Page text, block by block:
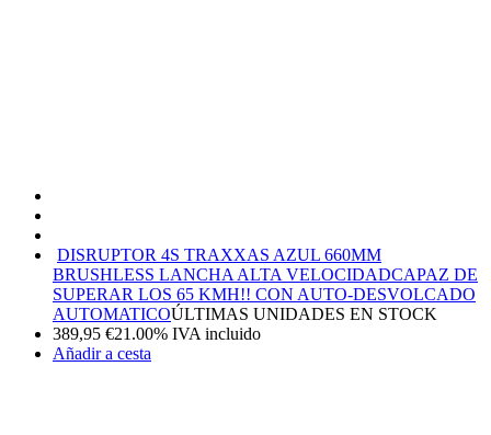
DISRUPTOR 4S TRAXXAS AZUL 660MM
BRUSHLESS LANCHA ALTA VELOCIDADCAPAZ DE
SUPERAR LOS 65 KMH!! CON AUTO-DESVOLCADO
AUTOMATICOÚLTIMAS UNIDADES EN STOCK
389,95 €21.00% IVA incluido
Añadir a cesta